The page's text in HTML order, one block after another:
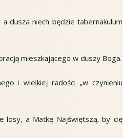
dusza niech będzie tabernakulum
mieszkającego w duszy Boga.
i wielkiej radości „w czynieniu
losy, a Matkę Najświętszą, by cię